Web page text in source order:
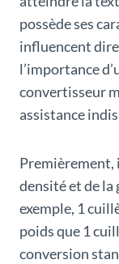
possède ses
influencent
l’importance
convertisseur
assistance
Premièrement,
densité et de la
exemple, 1
poids que 1
conversion